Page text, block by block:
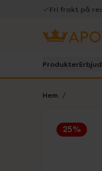
Fri frakt på
Produkter
Hem
25%